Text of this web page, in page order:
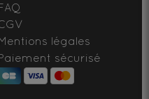
légales
sécurisé